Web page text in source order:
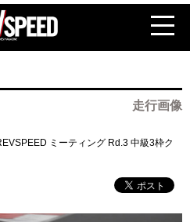
走行画像
ミーティング Rd.3 中級3枠ク